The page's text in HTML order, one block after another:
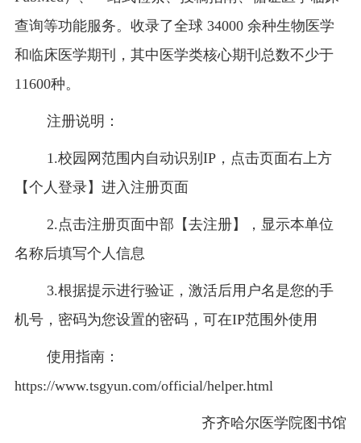
查询等功能服务。收录了全球 34000 余种生物医学
和临床医学期刊，其中医学类核心期刊总数不少于
11600种。
注册说明：
1.校园网范围内自动识别IP，点击页面右上方
【个人登录】进入注册页面
2.点击注册页面中部【去注册】，显示本单位
名称后填写个人信息
3.根据提示进行验证，激活后用户名是您的手
机号，密码为您设置的密码，可在IP范围外使用
使用指南：
https://www.tsgyun.com/official/helper.html
齐齐哈尔医学院图书馆